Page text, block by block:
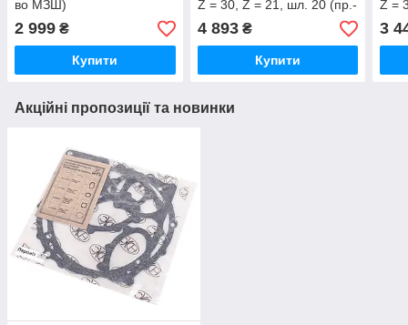
во МЗШ)
2 999 ₴
Купити
Z = 30, Z = 21, шл. 20 (пр.-
во МЗШ)
4 893₴
Купити
Z =
3
Акційні пропозиції та новинки